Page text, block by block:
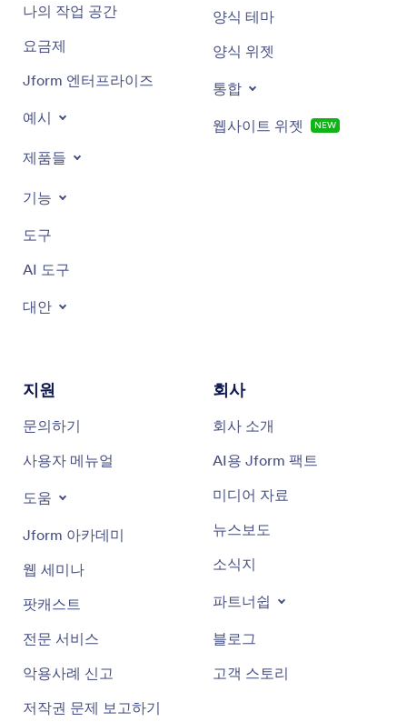
나의 작업 공간
요금제
Jform 엔터프라이즈
예시
제품들
기능
도구
AI 도구
대안
양식 테마
양식 위젯
통합
웹사이트 위젯 NEW
지원
문의하기
사용자 메뉴얼
도움
Jform 아카데미
웹 세미나
팟캐스트
전문 서비스
악용사례 신고
저작권 문제 보고하기
회사
회사 소개
AI용 Jform 팩트
미디어 자료
뉴스보도
소식지
파트너쉽
블로그
고객 스토리